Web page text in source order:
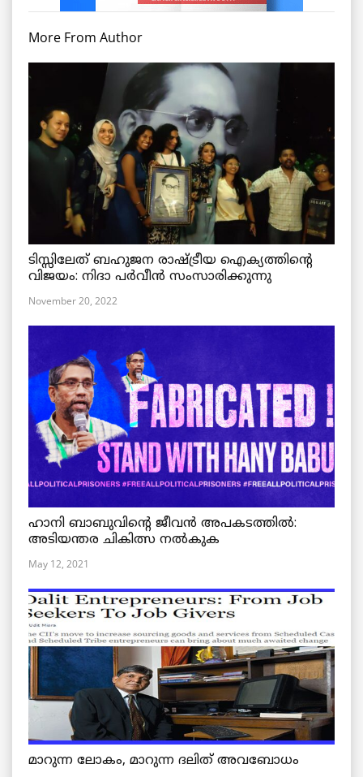
More From Author
ടിസ്സിലേത് ബഹുജന രാഷ്ട്രീയ ഐക്യത്തിന്റെ
വിജയം: നിദാ പർവീൻ സംസാരിക്കുന്നു
November 20, 2022
ഹാനി ബാബുവിന്റെ ജീവൻ അപകടത്തിൽ:
അടിയന്തര ചികിത്സ നൽകുക
May 12, 2021
മാറുന്ന ലോകം, മാറുന്ന ദലിത് അവബോധം